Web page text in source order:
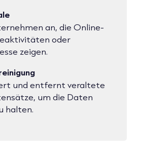
an, die Online-
oder
zeigen.
und entfernt veraltete
um die Daten
halten.